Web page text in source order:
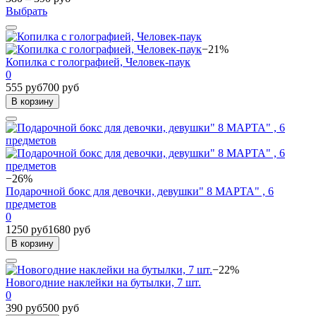
Выбрать
−21%
Копилка с голографией, Человек-паук
0
555 руб700 руб
В корзину
−26%
Подарочной бокс для девочки, девушки" 8 МАРТА" , 6
предметов
0
1250 руб1680 руб
В корзину
−22%
Новогодние наклейки на бутылки, 7 шт.
0
390 руб500 руб